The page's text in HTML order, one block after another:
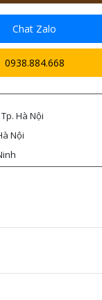
Chat Zalo
0938.884.668
Hà Nội
Nội